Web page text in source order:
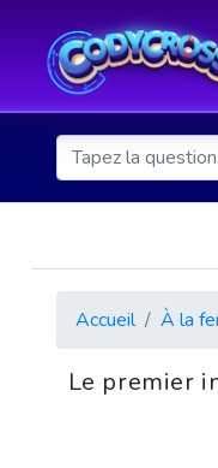
Accueil À la
Le premier